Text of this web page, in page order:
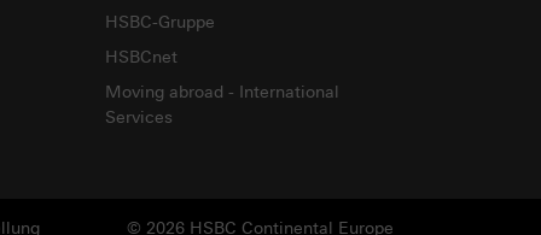
HSBC-Gruppe
HSBCnet
Moving abroad - International
Services
© 2026 HSBC Continental Europe